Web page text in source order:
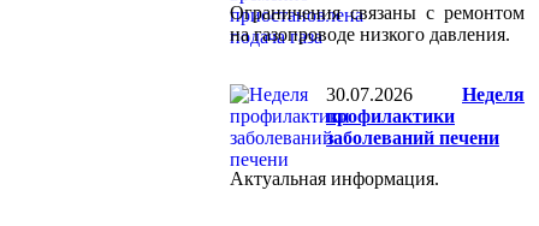
Ограничения связаны с ремонтом
на газопроводе низкого давления.
30.07.2026
Неделя
профилактики
заболеваний печени
Актуальная информация.